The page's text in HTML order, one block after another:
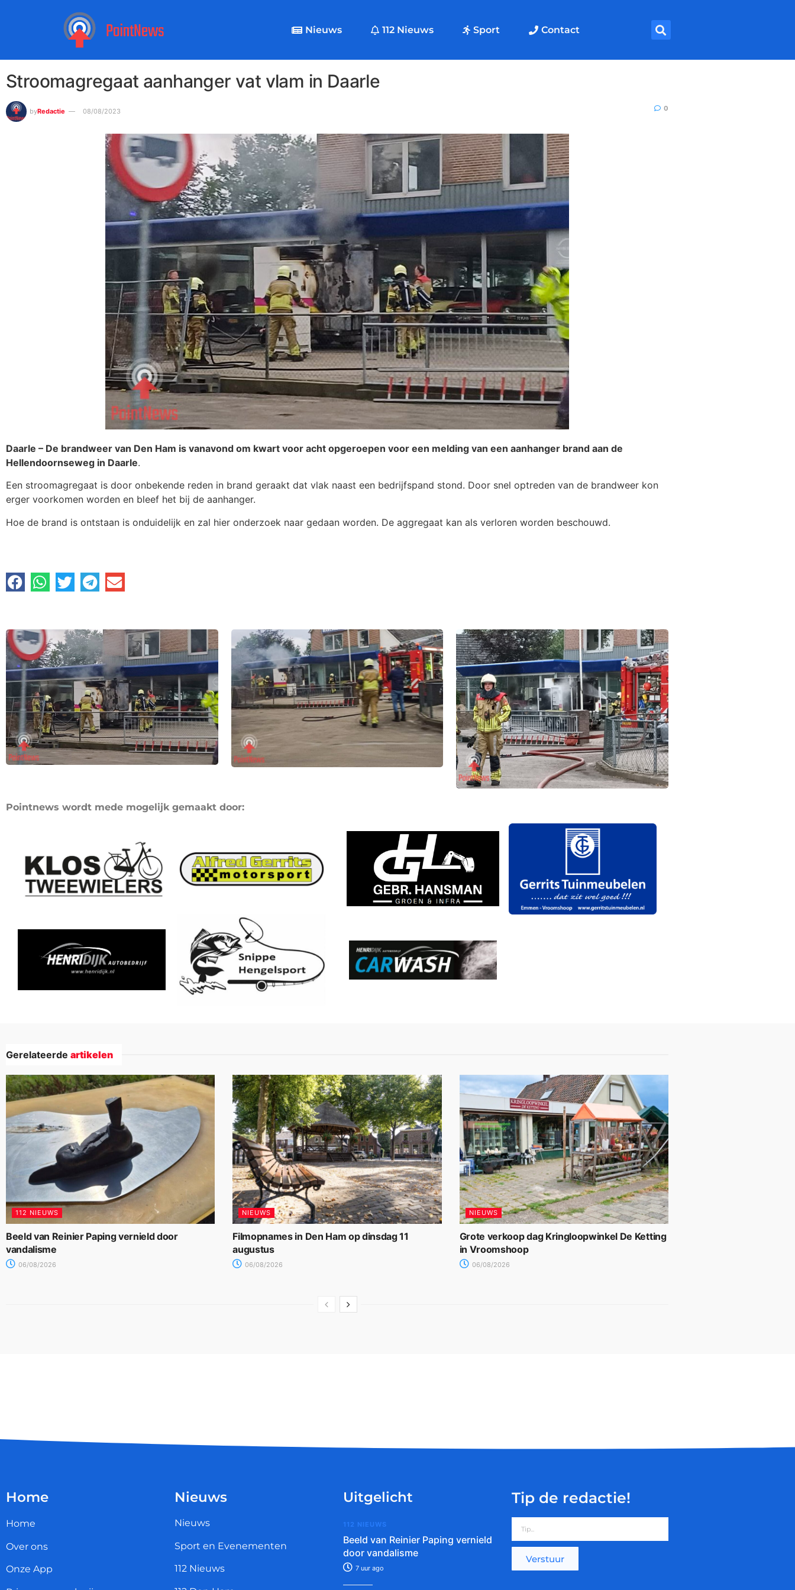
Nieuws 112 Nieuws Sport Contact
Stroomagregaat aanhanger vat vlam in Daarle
byRedactie 08/08/2023 0
Daarle – De brandweer van Den Ham is vanavond om kwart voor acht opgeroepen voor een melding van een aanhanger brand aan de
Hellendoornseweg in Daarle.
Een stroomagregaat is door onbekende reden in brand geraakt dat vlak naast een bedrijfspand stond. Door snel optreden van de brandweer kon
erger voorkomen worden en bleef het bij de aanhanger.
Hoe de brand is ontstaan is onduidelijk en zal hier onderzoek naar gedaan worden. De aggregaat kan als verloren worden beschouwd.
Pointnews wordt mede mogelijk gemaakt door:
Gerelateerde artikelen
112 NIEUWS
Beeld van Reinier Paping vernield door
vandalisme
06/08/2026
NIEUWS
Filmopnames in Den Ham op dinsdag 11
augustus
06/08/2026
NIEUWS
Grote verkoop dag Kringloopwinkel De Ketting
in Vroomshoop
06/08/2026
Home
Home
Over ons
Onze App
Nieuws
Nieuws
Sport en Evenementen
112 Nieuws
Uitgelicht
112 NIEUWS
Beeld van Reinier Paping vernield
door vandalisme
7 uur ago
Tip de redactie!
Verstuur